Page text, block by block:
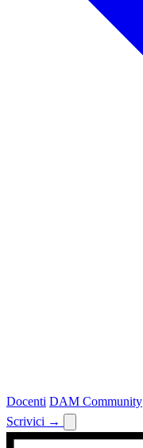
Docenti DAM Community
Scrivici →